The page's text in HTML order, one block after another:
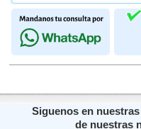
Siguenos en
de nuestras